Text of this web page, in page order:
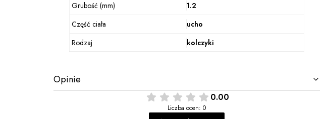
Grubość (mm)
1.2
Część ciała
ucho
Rodzaj
kolczyki
Opinie
0.00
Liczba ocen: 0